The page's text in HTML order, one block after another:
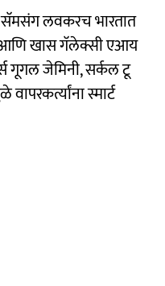
सॅमसंग लवकरच भारतात
आणि खास गॅलेक्सी एआय
गूगल जेमिनी, सर्कल टू
स्मार्ट